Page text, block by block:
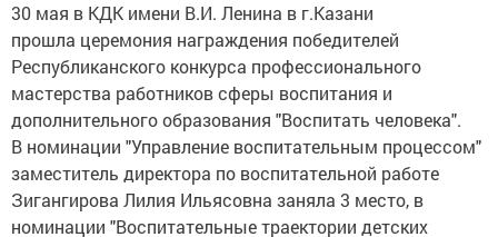
30 мая в КДК имени В.И. Ленина в г.Казани
прошла церемония награждения победителей
Республиканского конкурса профессионального
мастерства работников сферы воспитания и
дополнительного образования "Воспитать человека".
В номинации "Управление воспитательным процессом"
заместитель директора по воспитательной работе
Зигангирова Лилия Ильясовна заняла 3 место, в
номинации "Воспитательные траектории детских